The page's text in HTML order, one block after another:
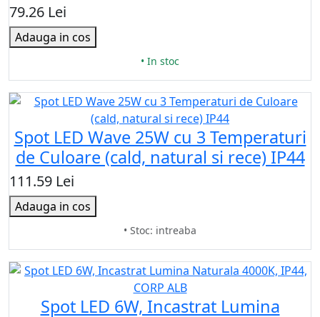
79.26 Lei
Adauga in cos
• In stoc
Spot LED Wave 25W cu 3 Temperaturi
de Culoare (cald, natural si rece) IP44
111.59 Lei
Adauga in cos
• Stoc: intreaba
Spot LED 6W, Incastrat Lumina